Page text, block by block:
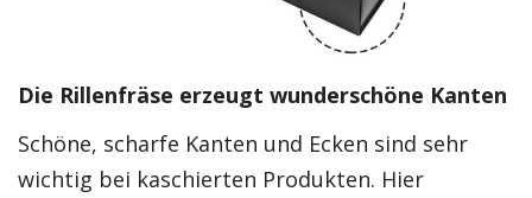
Die Rillenfräse erzeugt wunderschöne Kanten
Schöne, scharfe Kanten und Ecken sind sehr
wichtig bei kaschierten Produkten. Hier